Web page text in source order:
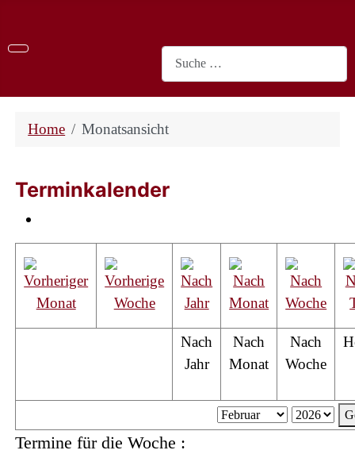
Suchen
Home Monatsansicht
Terminkalender
Nach
Jahr
Nach
Monat
Nach
Woche
Termine für die Woche :